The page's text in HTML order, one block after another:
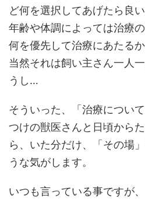
ど何を選択してあげたら良
年齢や体調によっては治療
何を優先して治療にあたる
当然それは飼い主さん一人
うし…
そういった、「治療につい
つけの獣医さんと日頃から
ら、いた分だけ、「その場
うな気がします。
いつも言っている事ですが